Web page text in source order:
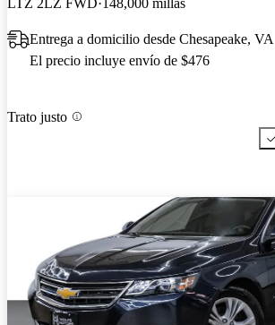
LTZ 2LZ FWD 148,000 millas
Entrega a domicilio desde Chesapeake, VA
El precio incluye envío de $476
Trato justo